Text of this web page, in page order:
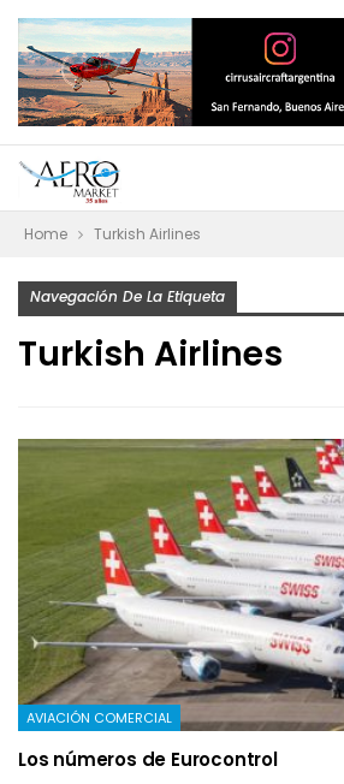
Home Turkish Airlines
Navegación De La Etiqueta
Turkish Airlines
AVIACIÓN COMERCIAL
Los números de Eurocontrol